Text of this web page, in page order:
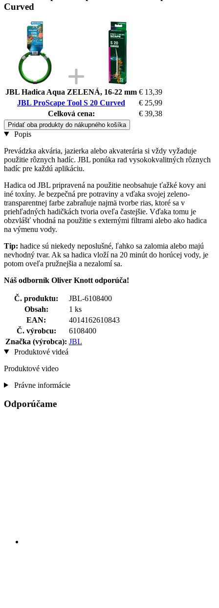
Curved
JBL Hadica Aqua ZELENÁ, 16-22 mm € 13,39
JBL ProScape Tool S 20 Curved
€ 25,99
Celková cena:
€ 39,38
Pridať oba produkty do nákupného košíka
Popis
Prevádzka akvária, jazierka alebo akvaterária si vždy vyžaduje
použitie rôznych hadíc. JBL ponúka rad vysokokvalitných rôznych
hadíc pre každú aplikáciu.
Hadica od JBL pripravená na použitie neobsahuje ťažké kovy ani
iné toxíny. Je bezpečná pre potraviny a vďaka svojej zeleno-
transparentnej farbe zabraňuje najmä tvorbe rias, ktoré sa v
priehľadných hadičkách tvoria oveľa častejšie. Vďaka tomu je
obzvlášť vhodná na použitie s externými filtrami alebo ako hadica
na výmenu vody.
Tip: hadice sú niekedy neposlušné, ľahko sa zalomia alebo majú
nevhodný tvar. Ak sa hadica vloží na 20 minút do horúcej vody, je
potom oveľa pružnejšia a nezalomí sa.
Náš odborník Oliver Knott odporúča!
Č. produktu:
JBL-6108400
Obsah:
1 ks
EAN:
4014162610843
Č. výrobcu:
6108400
Značka (výrobca): JBL
Produktové videá
Produktové video
Právne informácie
Odporúčame